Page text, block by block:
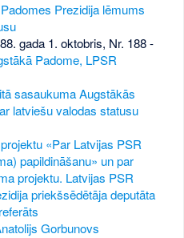
Prezidija lēmums
gada 1. oktobris, Nr. 188-
Padome, LPSR
sasaukuma Augstākās
latviešu valodas statusu
«Par Latvijas PSR
papildināšanu» un par
projektu. Latvijas PSR
priekšsēdētāja deputāta
Gorbunovs